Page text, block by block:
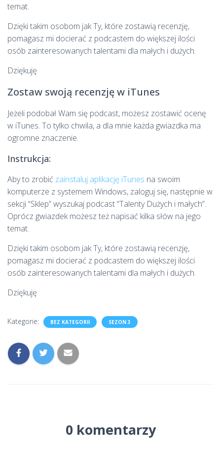
temat.
Dzięki takim osobom jak Ty, które zostawią recenzję,
pomagasz mi docierać z podcastem do większej ilości
osób zainteresowanych talentami dla małych i dużych.
Dziękuję
Zostaw swoją recenzję w iTunes
Jeżeli podobał Wam się podcast, możesz zostawić ocenę
w iTunes. To tylko chwila, a dla mnie każda gwiazdka ma
ogromne znaczenie.
Instrukcja:
Aby to zrobić zainstaluj aplikację iTunes na swoim
komputerze z systemem Windows, zaloguj się, następnie w
sekcji “Sklep” wyszukaj podcast “Talenty Dużych i małych”.
Oprócz gwiazdek możesz też napisać kilka słów na jego
temat.
Dzięki takim osobom jak Ty, które zostawią recenzję,
pomagasz mi docierać z podcastem do większej ilości
osób zainteresowanych talentami dla małych i dużych.
Dziękuję
Kategorie: BEZ KATEGORII SEZON 3
0 komentarzy